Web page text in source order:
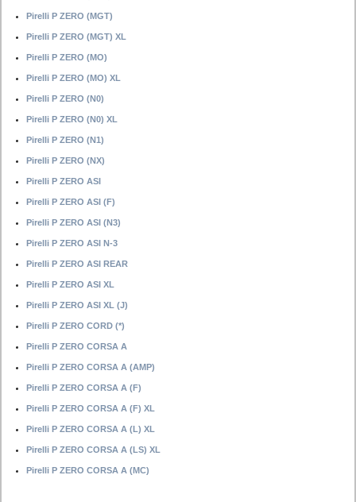
Pirelli P ZERO (MGT)
Pirelli P ZERO (MGT) XL
Pirelli P ZERO (MO)
Pirelli P ZERO (MO) XL
Pirelli P ZERO (N0)
Pirelli P ZERO (N0) XL
Pirelli P ZERO (N1)
Pirelli P ZERO (NX)
Pirelli P ZERO ASI
Pirelli P ZERO ASI (F)
Pirelli P ZERO ASI (N3)
Pirelli P ZERO ASI N-3
Pirelli P ZERO ASI REAR
Pirelli P ZERO ASI XL
Pirelli P ZERO ASI XL (J)
Pirelli P ZERO CORD (*)
Pirelli P ZERO CORSA A
Pirelli P ZERO CORSA A (AMP)
Pirelli P ZERO CORSA A (F)
Pirelli P ZERO CORSA A (F) XL
Pirelli P ZERO CORSA A (L) XL
Pirelli P ZERO CORSA A (LS) XL
Pirelli P ZERO CORSA A (MC)